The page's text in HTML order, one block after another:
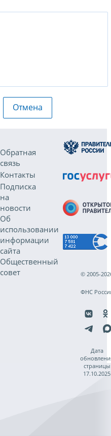
Отмена
Обратная
связь
Контакты
Подписка
на
новости
Об
использовании
информации
сайта
Общественный
совет
© 2005-
ФНС
Дата
страницы
17.10.2025